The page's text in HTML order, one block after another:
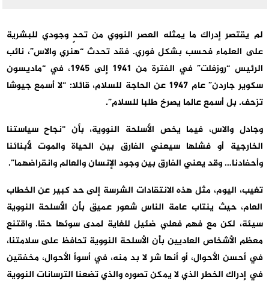
لم يقتصر إدراك ما يمثله العصر النووي من تحدٍ وجودي للبشرية
على العلماء فحسب بشكل فوري. فقد تحدث “هنري والاس”، نائب
الرئيس “روزفلت” في الفترة من 1941 إلى 1945، في “ماديسون
سكوير جاردن” عام 1947 عن الحاجة للسلام، قائلا: “لا أسمع جيوشا
تزحف. بل أسمع عالما يصرخ طلبا للسلام”.
وجادل والاس، فيما يخص الأسلحة النووية، بأن “نجاح سياستنا
الخارجية أو فشلها سيعني الفارق بين الحياة والموت لأبنائنا
وأحفادنا… وقد يعني الفارق بين وجود الإنسان والعالم وانقراضهما”.
تغيب، اليوم، مثل هذه الانتقادات الشرسة إلى حد كبير عن الخطاب
العام، حيث ينتاب عامة الناس شعور عميق بأن الأسلحة النووية
سيئة، لكن مع فهم فعلي ضئيل للغاية لمدى سوئها حقا. واقتنع
معظم الأشخاص العاديين بأن الأسلحة النووية تحافظ على سلامتنا،
في أحسن الأحوال، أو أنها شر لا بد منه، في أسوأ الأحوال، مخفقين
في إدراك الخطر الذي لا يمكن تصوره والذي تضعنا الترسانات النووية